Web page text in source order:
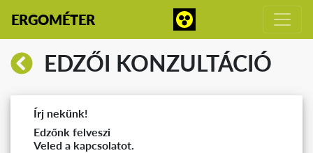
ERGOMÉTER
EDZŐI KONZULTÁCIÓ
Írj nekünk!
Edzőnk felveszi
Veled a kapcsolatot.